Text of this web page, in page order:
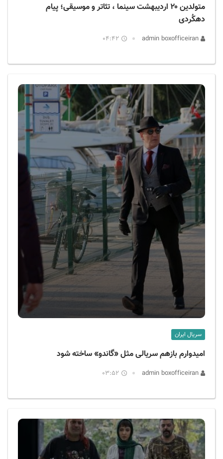
متولدین ۲۰ اردیبهشت سینما ، تئاتر و موسیقی؛ پیام
دهکُردی
04:42
سریال ایران
امیدوارم بازهم سریالی مثل «گاندو» ساخته شود
03:52